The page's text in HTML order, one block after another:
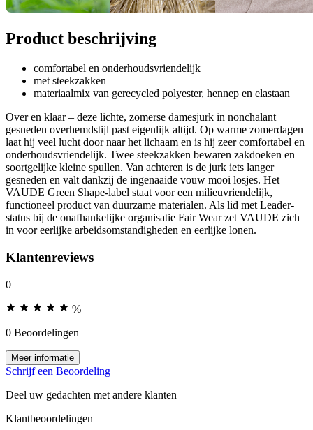
Product beschrijving
comfortabel en onderhoudsvriendelijk
met steekzakken
materiaalmix van gerecycled polyester, hennep en elastaan
Over en klaar – deze lichte, zomerse damesjurk in nonchalant
gesneden overhemdstijl past eigenlijk altijd. Op warme zomerdagen
laat hij veel lucht door naar het lichaam en is hij zeer comfortabel en
onderhoudsvriendelijk. Twee steekzakken bewaren zakdoeken en
soortgelijke kleine spullen. Van achteren is de jurk iets langer
gesneden en valt dankzij de ingenaaide vouw mooi losjes. Het
VAUDE Green Shape-label staat voor een milieuvriendelijk,
functioneel product van duurzame materialen. Als lid met Leader-
status bij de onafhankelijke organisatie Fair Wear zet VAUDE zich
in voor eerlijke arbeidsomstandigheden en eerlijke lonen.
Klantenreviews
0
%
0 Beoordelingen
Meer informatie
Schrijf een Beoordeling
Deel uw gedachten met andere klanten
Klantbeoordelingen